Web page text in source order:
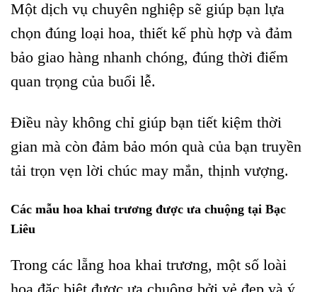
Một dịch vụ chuyên nghiệp sẽ giúp bạn lựa
chọn đúng loại hoa, thiết kế phù hợp và đảm
bảo giao hàng nhanh chóng, đúng thời điểm
quan trọng của buổi lễ.
Điều này không chỉ giúp bạn tiết kiệm thời
gian mà còn đảm bảo món quà của bạn truyền
tải trọn vẹn lời chúc may mắn, thịnh vượng.
Các mẫu hoa khai trương được ưa chuộng tại Bạc
Liêu
Trong các lẵng hoa khai trương, một số loài